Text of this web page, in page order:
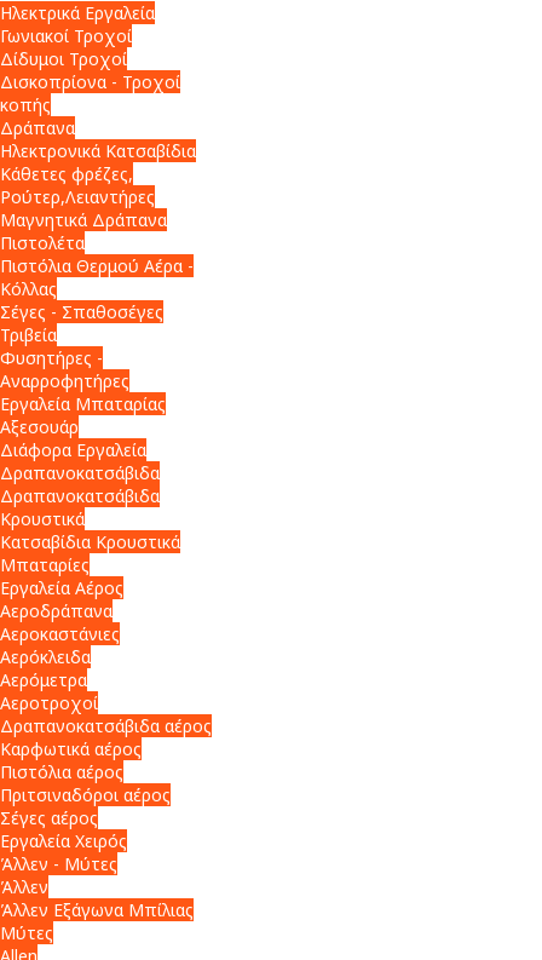
Ηλεκτρικά Εργαλεία
Γωνιακοί Τροχοί
Δίδυμοι Τροχοί
Δισκοπρίονα - Τροχοί
κοπής
Δράπανα
Ηλεκτρονικά Κατσαβίδια
Κάθετες φρέζες,
Ρούτερ,Λειαντήρες
Μαγνητικά Δράπανα
Πιστολέτα
Πιστόλια Θερμού Αέρα -
Κόλλας
Σέγες - Σπαθοσέγες
Τριβεία
Φυσητήρες -
Αναρροφητήρες
Εργαλεία Μπαταρίας
Αξεσουάρ
Διάφορα Εργαλεία
Δραπανοκατσάβιδα
Δραπανοκατσάβιδα
Κρουστικά
Κατσαβίδια Κρουστικά
Μπαταρίες
Εργαλεία Αέρος
Αεροδράπανα
Αεροκαστάνιες
Αερόκλειδα
Αερόμετρα
Αεροτροχοί
Δραπανοκατσάβιδα αέρος
Καρφωτικά αέρος
Πιστόλια αέρος
Πριτσιναδόροι αέρος
Σέγες αέρος
Εργαλεία Χειρός
Άλλεν - Μύτες
Άλλεν
Άλλεν Εξάγωνα Μπίλιας
Μύτες